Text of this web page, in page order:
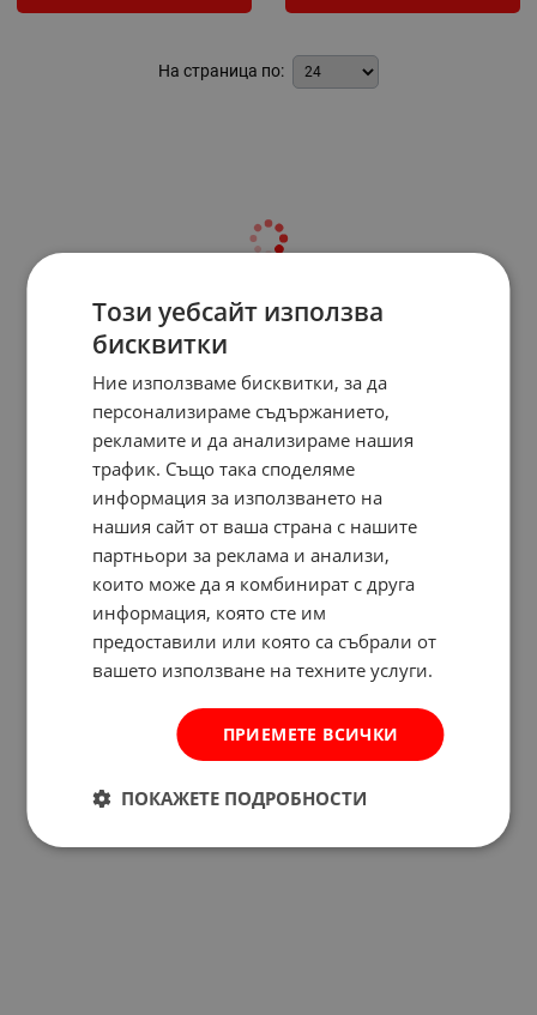
На страница по:
Този уебсайт използва
бисквитки
Ние използваме бисквитки, за да
персонализираме съдържанието,
рекламите и да анализираме нашия
трафик. Също така споделяме
информация за използването на
нашия сайт от ваша страна с нашите
партньори за реклама и анализи,
които може да я комбинират с друга
информация, която сте им
предоставили или която са събрали от
вашето използване на техните услуги.
ПРИЕМЕТЕ ВСИЧКИ
ПОКАЖЕТЕ ПОДРОБНОСТИ